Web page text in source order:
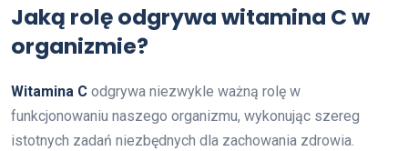
Jaką rolę odgrywa witamina C w
organizmie?
Witamina C odgrywa niezwykle ważną rolę w
funkcjonowaniu naszego organizmu, wykonując szereg
istotnych zadań niezbędnych dla zachowania zdrowia.